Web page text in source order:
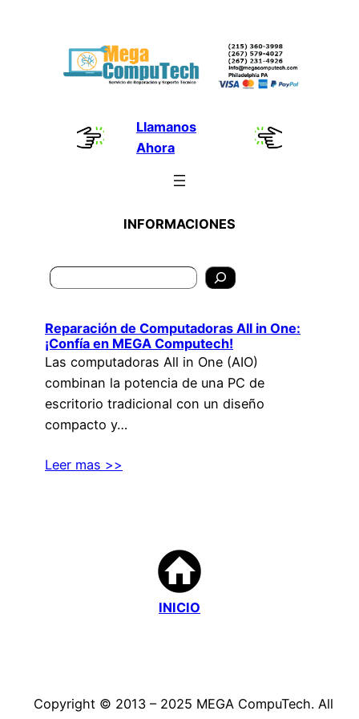
Llamanos
Ahora
INFORMACIONES
Reparación de Computadoras All in One:
¡Confía en MEGA Computech!
Las computadoras All in One (AIO)
combinan la potencia de una PC de
escritorio tradicional con un diseño
compacto y…
Leer mas >>
INICIO
Copyright © 2013 – 2025 MEGA CompuTech. All